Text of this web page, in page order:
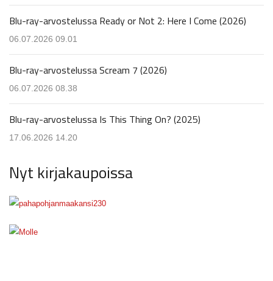
Blu-ray-arvostelussa Ready or Not 2: Here I Come (2026)
06.07.2026 09.01
Blu-ray-arvostelussa Scream 7 (2026)
06.07.2026 08.38
Blu-ray-arvostelussa Is This Thing On? (2025)
17.06.2026 14.20
Nyt kirjakaupoissa